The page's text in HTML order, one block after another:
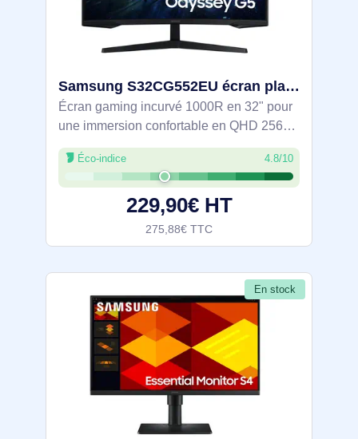
Samsung S32CG552EU écran plat de PC 81,3 cm (32") 2560 x 1440 pixels Quad HD LED Noir - LS32CG552EUXEN
Écran gaming incurvé 1000R en 32" pour
une immersion confortable en QHD 2560 x
1440. Dalle VA 165 Hz et 1 ms (MPRT)
avec AMD FreeSync pour des
mouvements nets en limitant les
déchirures. Compatible
Éco-indice 4.8/10
229,90€ HT
275,88€ TTC
En stock